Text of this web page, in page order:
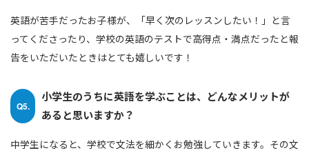
英語が苦手だったお子様が、「早く次のレッスンしたい！」と言
ってくださったり、学校の英語のテストで高得点・満点だったと報
告をいただいたときはとても嬉しいです！
Q5.
小学生のうちに英語を学ぶことは、どんなメリットが
あると思いますか？
中学生になると、学校で文法を細かくお勉強していきます。その文